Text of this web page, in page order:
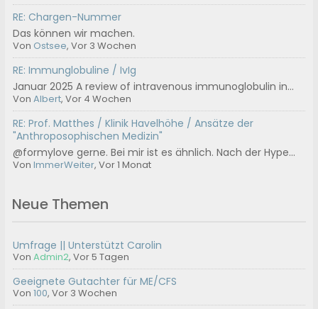
RE: Chargen-Nummer
Das können wir machen.
Von Ostsee, Vor 3 Wochen
RE: Immunglobuline / IvIg
Januar 2025 A review of intravenous immunoglobulin in...
VonAlbert, Vor 4 Wochen
RE: Prof. Matthes / Klinik Havelhöhe / Ansätze der
"Anthroposophischen Medizin"
@formylove gerne. Bei mir ist es ähnlich. Nach der Hype...
VonImmerWeiter, Vor 1 Monat
Neue Themen
Umfrage || Unterstützt Carolin
VonAdmin2,Vor 5 Tagen
Geeignete Gutachter für ME/CFS
Von100,Vor 3 Wochen